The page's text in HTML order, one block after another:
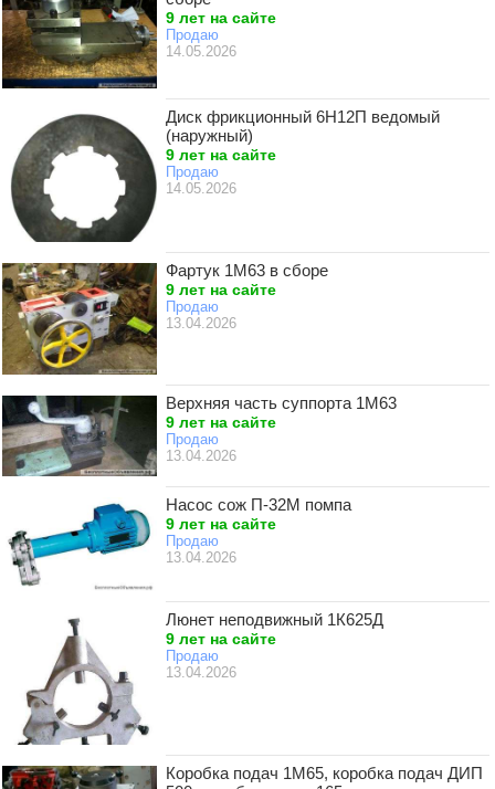
9 лет на сайте
Продаю
14.05.2026
Диск фрикционный 6Н12П ведомый
(наружный)
9 лет на сайте
Продаю
14.05.2026
Фартук 1М63 в сборе
9 лет на сайте
Продаю
13.04.2026
Верхняя часть суппорта 1М63
9 лет на сайте
Продаю
13.04.2026
Насос сож П-32М помпа
9 лет на сайте
Продаю
13.04.2026
Люнет неподвижный 1К625Д
9 лет на сайте
Продаю
13.04.2026
Коробка подач 1М65, коробка подач ДИП